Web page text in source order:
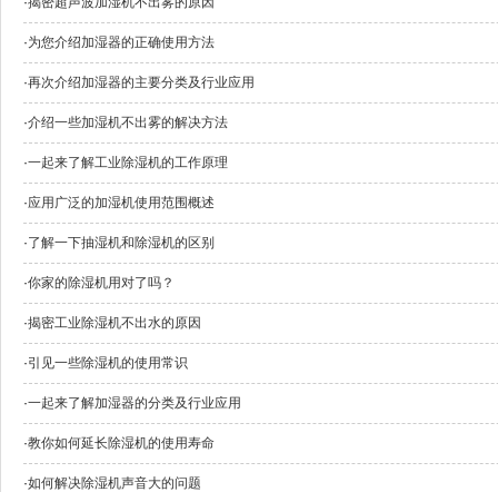
·为您介绍加湿器的正确使用方法
·再次介绍加湿器的主要分类及行业应用
·介绍一些加湿机不出雾的解决方法
·一起来了解工业除湿机的工作原理
·应用广泛的加湿机使用范围概述
·了解一下抽湿机和除湿机的区别
·你家的除湿机用对了吗？
·揭密工业除湿机不出水的原因
·引见一些除湿机的使用常识
·一起来了解加湿器的分类及行业应用
·教你如何延长除湿机的使用寿命
·如何解决除湿机声音大的问题